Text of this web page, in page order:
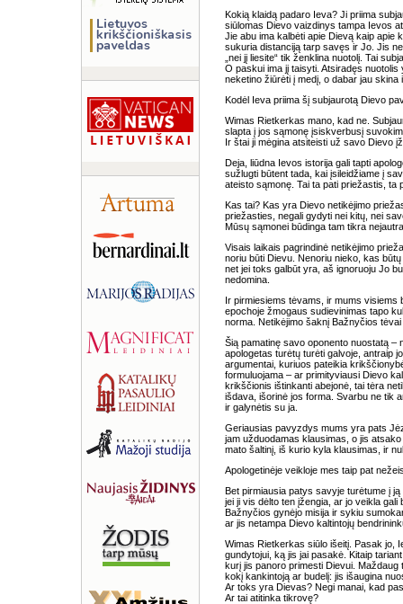
Kokią klaidą padaro Ieva? Ji priima
siūlomas Dievo vaizdinys tampa Ievos
Jie abu ima kalbėti apie Dievą kaip apie
sukuria distanciją tarp savęs ir Jo. Jis
„nei jį liesite“ tik ženklina nuotolį. Tai
O paskui ima jį taisyti. Atsiradęs
neketino žiūrėti į medį, o dabar jau skina
Kodėl Ieva priima šį subjaurotą Dievo
Wimas Rietkerkas mano, kad ne.
slapta į jos sąmonę įsiskverbusį
Ir štai ji mėgina atsiteisti už savo Dievo
Deja, liūdna Ievos istorija gali tapti
sužlugti būtent tada, kai įsileidžiame į
ateisto sąmonę. Tai ta pati priežastis, ta
Kas tai? Kas yra Dievo netikėjimo
priežasties, negali gydyti nei kitų, nei
Mūsų sąmonei būdinga tam tikra
Visais laikais pagrindinė netikėjimo
noriu būti Dievu. Nenoriu nieko, kas
net jei toks galbūt yra, aš ignoruoju Jo
nedomina.
Ir pirmiesiems tėvams, ir mums visiems
epochoje žmogaus sudievinimas tapo
norma. Netikėjimo šaknį Bažnyčios
Šią pamatinę savo oponento nuostatą
apologetas turėtų turėti galvoje, antraip
argumentai, kuriuos pateikia
formuluojama – ar primityviausi Dievo
krikščionis ištinkanti abejonė, tai tėra
išdava, išorinė jos forma. Svarbu ne tik
ir galynėtis su ja.
Geriausias pavyzdys mums yra pats
jam užduodamas klausimas, o jis
mato šaltinį, iš kurio kyla klausimas, ir
Apologetinėje veikloje mes taip pat
Bet pirmiausia patys savyje turėtume į
jei ji vis dėlto ten įžengia, ar jo veikla
Bažnyčios gynėjo misija ir sykiu
ar jis netampa Dievo kaltintojų
Wimas Rietkerkas siūlo išeitį. Pasak jo,
gundytojui, ką jis jai pasakė. Kitaip
kurį jis panoro primesti Dievui.
kokį kankintoją ar budelį: jis išaugina
Ar toks yra Dievas? Negi manai, kad
Ar tai atitinka tikrovę?